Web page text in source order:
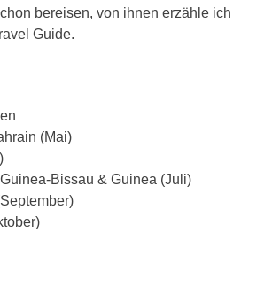
bereisen, von ihnen erzähle ich
Guide.
(Mai)
Bissau & Guinea (Juli)